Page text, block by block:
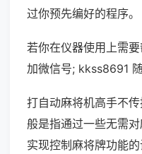
过你预先编好的程序。
若你在仪器使用上需
加微信号; kkss8691 随
打自动麻将机高手不
般是指通过一些无需
实现控制麻将牌功能的